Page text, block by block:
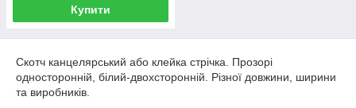
Купити
Скотч канцелярський або клейка стрічка. Прозорі
односторонній, білий-двохсторонній. Різної довжини, ширини
та виробників.